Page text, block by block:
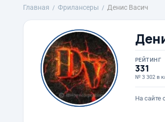
Главная Фрилансеры Денис Васич
РЕЙТИНГ
331
№ 3 302 в
На сайте